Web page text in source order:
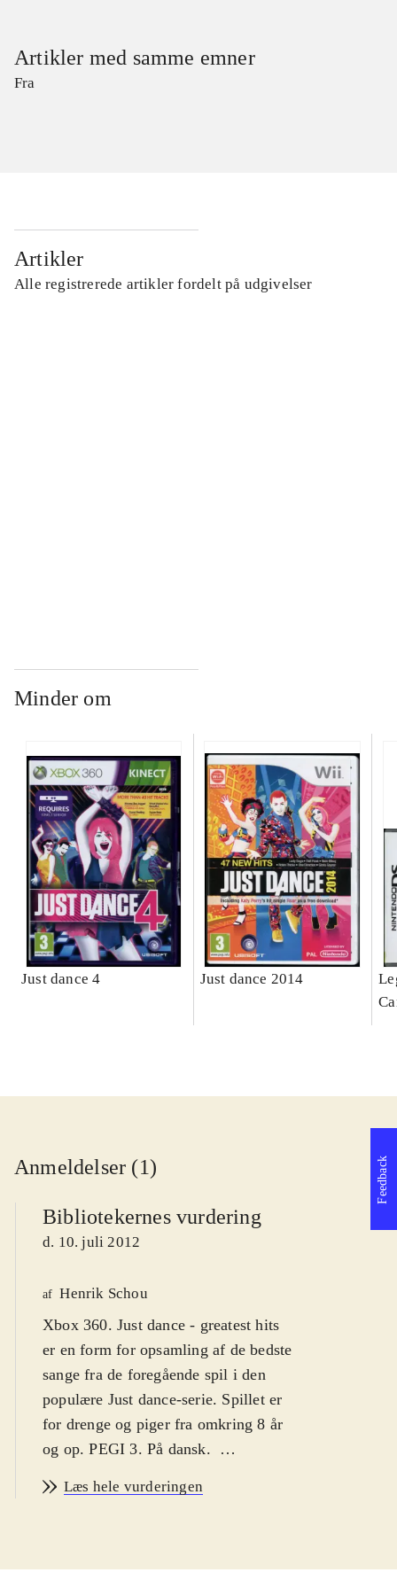
Artikler med samme emner
Fra
Artikler
Alle registrerede artikler fordelt på udgivelser
Minder om
Just dance 4 Just dance 2014
Anmeldelser (1)
Bibliotekernes vurdering
d. 10. juli 2012
af Henrik Schou
Xbox 360. Just dance - greatest hits
er en form for opsamling af de bedste
sange fra de foregående spil i den
populære Just dance-serie. Spillet er
for drenge og piger fra omkring 8 år
og op. PEGI 3. På dansk.
kendte popnumre eller cover
enkelte numre, der har været udgivet
Læs hele vurderingen
Feedback